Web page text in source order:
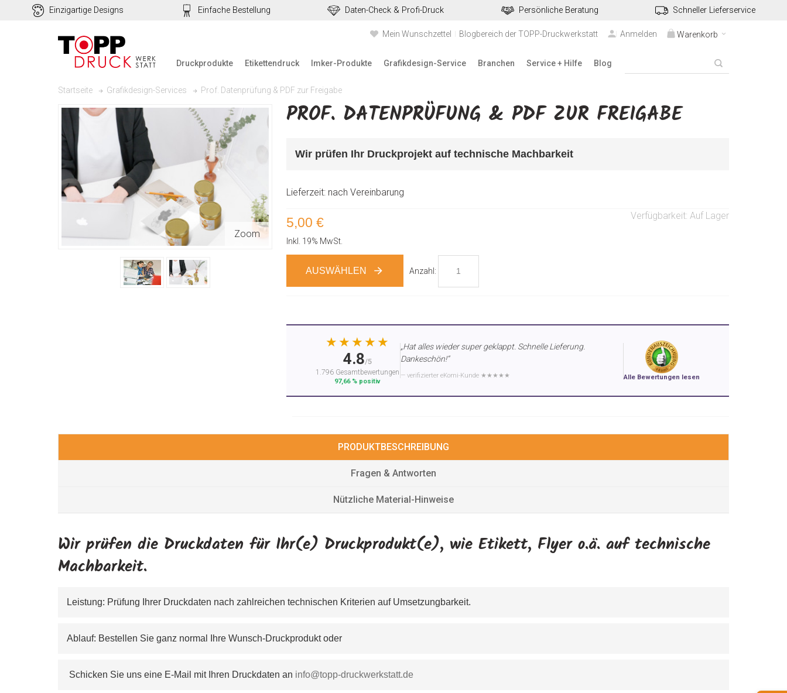
Einzigartige Designs Einfache Bestellung Daten-Check & Profi-Druck Persönliche Beratung Schneller Lieferservice
Warenkorb
Mein Wunschzettel Blogbereich der TOPP-Druckwerkstatt Anmelden
Druckprodukte Etikettendruck Imker-Produkte Grafikdesign-Service Branchen Service + Hilfe Blog
Startseite Grafikdesign-Services Prof. Datenprüfung & PDF zur Freigabe
Zoom
PROF. DATENPRÜFUNG & PDF ZUR FREIGABE
Wir prüfen Ihr Druckprojekt auf technische Machbarkeit
Lieferzeit: nach Vereinbarung
Verfügbarkeit: Auf Lager
5,00 €
Inkl. 19% MwSt.
Anzahl:
AUSWÄHLEN
★★★★★
4.8/5
1.796 Gesamtbewertungen
97,66 % positiv
„Hat alles wieder super geklappt. Schnelle Lieferung.
Dankeschön!“
— verifizierter eKomi-Kunde ★★★★★ Alle Bewertungen lesen
PRODUKTBESCHREIBUNG
Fragen & Antworten
Nützliche Material-Hinweise
Wir prüfen die Druckdaten für Ihr(e) Druckprodukt(e), wie Etikett, Flyer o.ä. auf technische
Machbarkeit.
Leistung: Prüfung Ihrer Druckdaten nach zahlreichen technischen Kriterien auf Umsetzungbarkeit.
Ablauf: Bestellen Sie ganz normal Ihre Wunsch-Druckprodukt oder
Schicken Sie uns eine E-Mail mit Ihren Druckdaten an info@topp-druckwerkstatt.de